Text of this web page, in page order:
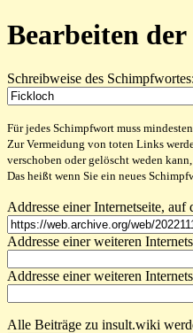
Bearbeiten
Schreibweise des Schimpfwortes:
Für jedes Schimpfwort muss
Zur Vermeidung von toten Links
verschoben oder gelöscht weden
Das heißt wenn Sie ein neues
Addresse einer Internetseite,
Addresse einer weiteren
Addresse einer weiteren
Alle Beiträge zu insult.wiki